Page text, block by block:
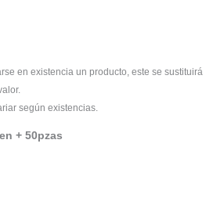
en existencia un producto, este se sustituirá
según existencias.
+ 50pzas